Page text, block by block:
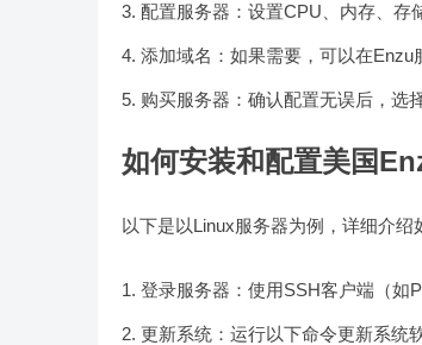
配置服务器：设置CPU、内存、存
添加域名：如果需要，可以在Enzu
购买服务器：确认配置无误后，选
如何安装和配置美国
以下是以Linux服务器为例，详细介绍
登录服务器：使用SSH客户端（如
更新系统：运行以下命令更新系统